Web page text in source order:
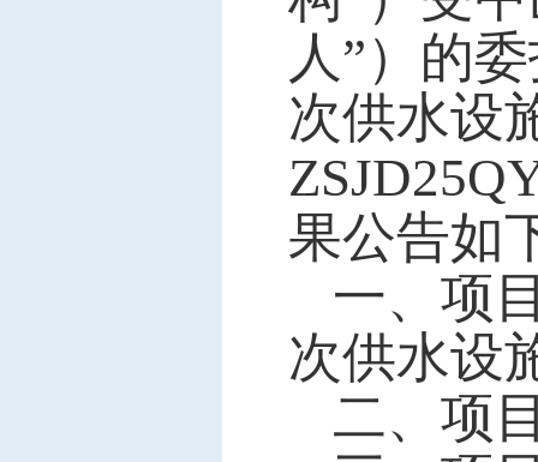
人”）的
次供水设
果公告如
一、项
次供水设
二、项